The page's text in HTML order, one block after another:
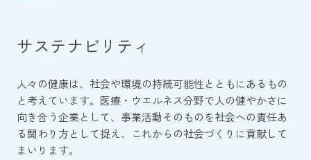
サステナビリティ
人々の健康は、社会や環境の持続可能性とともにあるもの
と考えています。医療・ウエルネス分野で人の健やかさに
向き合う企業として、事業活動そのものを社会への責任あ
る関わり方として捉え、これからの社会づくりに貢献して
まいります。